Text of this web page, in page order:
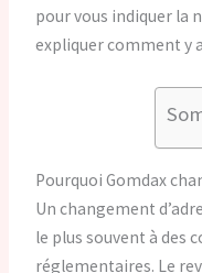
pour vous indiquer la
expliquer comment y
Pourquoi Gomdax
Un changement
le plus souvent à des
réglementaires. Le